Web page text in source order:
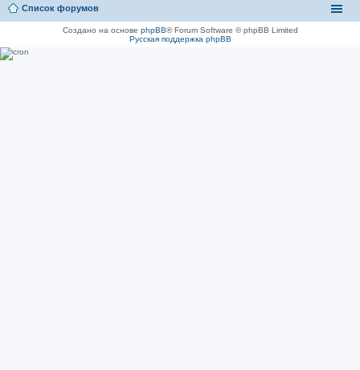
Список форумов
Создано на основе phpBB® Forum Software © phpBB Limited
Русская поддержка phpBB